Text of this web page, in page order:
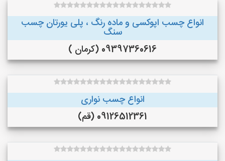
انواع چسب اپوکسی و ماده رنگ ، پلی یورتان چسب
سنگ
09397360616 (کرمان )
انواع چسب نواری
09126512361 (قم)